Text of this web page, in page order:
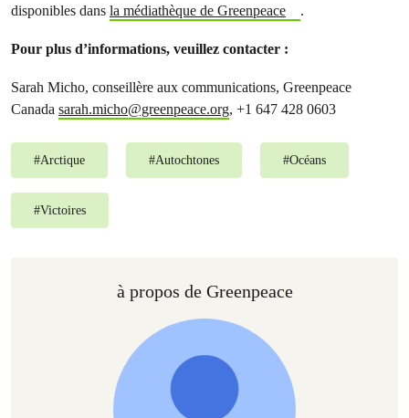
disponibles dans la médiathèque de Greenpeace .
Pour plus d’informations, veuillez contacter :
Sarah Micho, conseillère aux communications, Greenpeace
Canada sarah.micho@greenpeace.org, +1 647 428 0603
#Arctique #Autochtones #Océans
#Victoires
à propos de Greenpeace